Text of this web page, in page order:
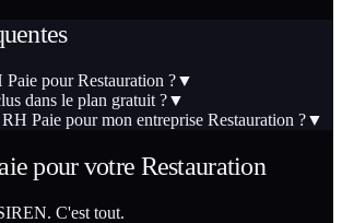
Paie pour Restauration ?▼
dans le plan gratuit ?▼
Paie pour mon entreprise Restauration ?▼
pour votre Restauration
C'est tout.